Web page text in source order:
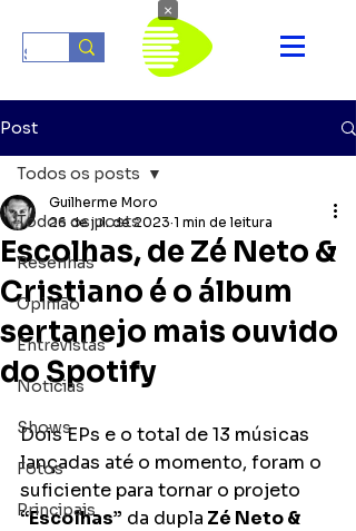
Post
Todos os posts
Resenhas
Opinião
Entrevistas
Notícias
Shows
Fotos
Principais
Todos os posts
Escolhas, de Zé Neto &
Cristiano é o álbum
sertanejo mais ouvido
do Spotify
Guilherme Moro
26 de jul. de 2023 1 min de leitura
Dois EPs e o total de 13 músicas
lançadas até o momento, foram o
suficiente para tornar o projeto
“Escolhas” da dupla Zé Neto &
×